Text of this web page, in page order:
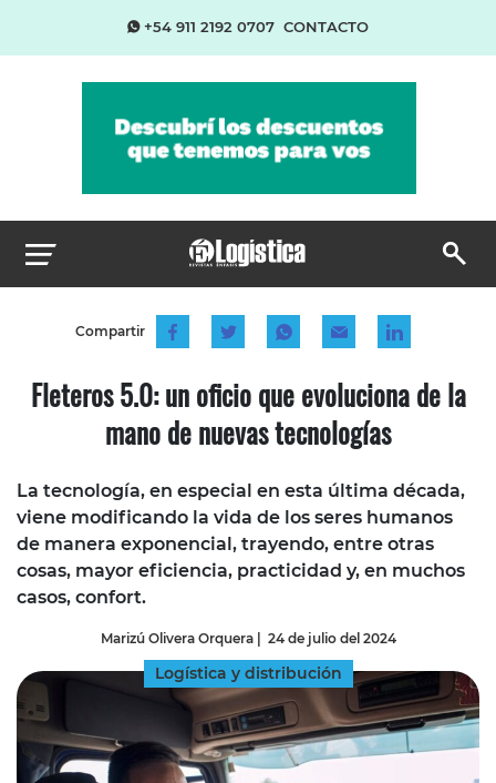
+54 911 2192 0707 CONTACTO
Compartir
Fleteros 5.0: un oficio que evoluciona de la
mano de nuevas tecnologías
La tecnología, en especial en esta última década,
viene modificando la vida de los seres humanos
de manera exponencial, trayendo, entre otras
cosas, mayor eficiencia, practicidad y, en muchos
casos, confort.
Marizú Olivera Orquera| 24 de julio del 2024
Logística y distribución